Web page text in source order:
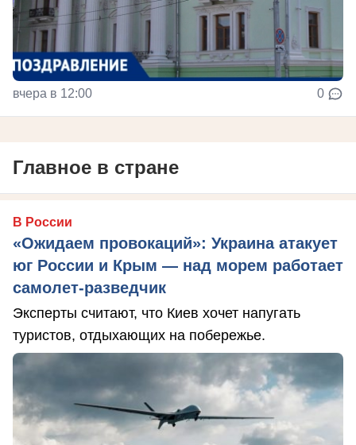
вчера в 12:00 0
Главное в стране
В России
«Ожидаем провокаций»: Украина атакует
юг России и Крым — над морем работает
самолет-разведчик
Эксперты считают, что Киев хочет напугать
туристов, отдыхающих на побережье.